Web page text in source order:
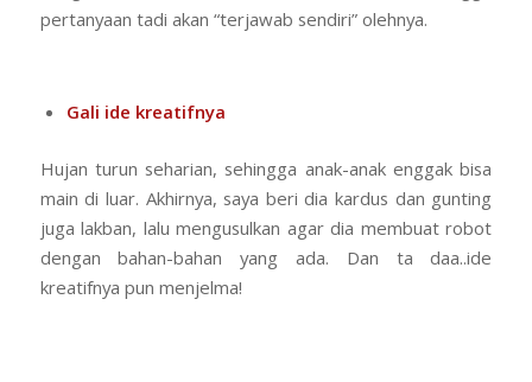
pertanyaan tadi akan “terjawab sendiri” olehnya.
Gali ide kreatifnya
Hujan turun seharian, sehingga anak-anak enggak bisa
main di luar. Akhirnya, saya beri dia kardus dan gunting
juga lakban, lalu mengusulkan agar dia membuat robot
dengan bahan-bahan yang ada. Dan ta daa..ide
kreatifnya pun menjelma!